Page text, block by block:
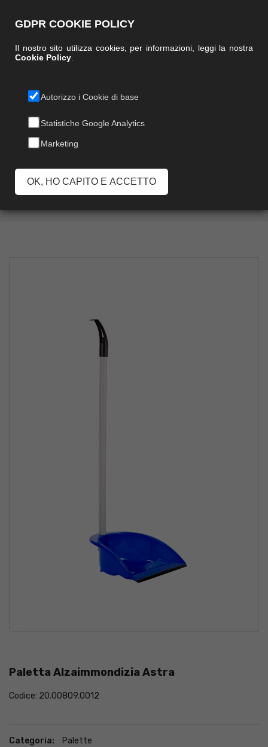
PALETTA
ALZAIMMONDIZIA
ASTRA
Paletta Alzaimmondizia Astra
Codice: 20.00809.0012
Categoria:
Palette
GDPR COOKIE POLICY
Il nostro sito utilizza cookies, per informazioni, leggi la nostra
Cookie Policy
Autorizzo i Cookie di base
Statistiche Google Analytics
Marketing
OK, HO CAPITO E ACCETTO